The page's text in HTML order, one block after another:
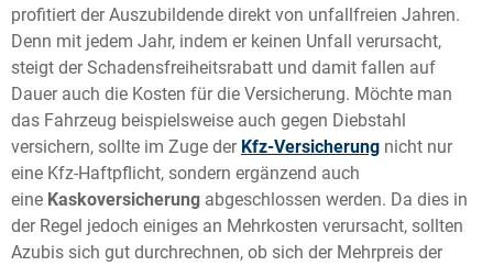
profitiert der Auszubildende direkt von unfallfreien Jahren.
Denn mit jedem Jahr, indem er keinen Unfall verursacht,
steigt der Schadensfreiheitsrabatt und damit fallen auf
Dauer auch die Kosten für die Versicherung. Möchte man
das Fahrzeug beispielsweise auch gegen Diebstahl
versichern, sollte im Zuge der Kfz-Versicherung nicht nur
eine Kfz-Haftpflicht, sondern ergänzend auch
eine Kaskoversicherung abgeschlossen werden. Da dies in
der Regel jedoch einiges an Mehrkosten verursacht, sollten
Azubis sich gut durchrechnen, ob sich der Mehrpreis der